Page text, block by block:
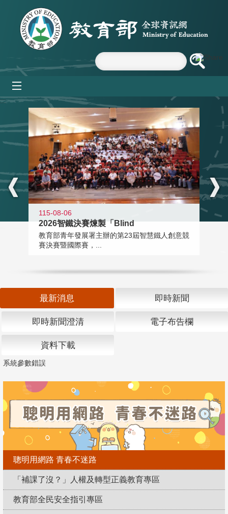
跳到主要內容區塊
:::
115-08-06
2026智鐵決賽煉製「Blind
教育部青年發展署主辦的第23屆智慧鐵人創意競
賽決賽暨國際賽，...
最新消息 即時新聞
即時新聞澄清 電子布告欄
資料下載
系統參數錯誤
聰明用網路 青春不迷路
「補課了沒？」人權及轉型正義教育專區
教育部全民安全指引專區